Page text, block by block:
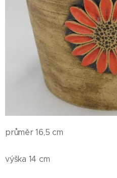
průměr 16,5 cm
výška 14 cm